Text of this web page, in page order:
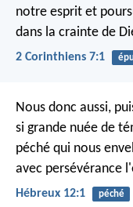
notre esprit et
dans la crainte de
2 Corinthiens 7:1
Nous donc aussi,
si grande nuée de
péché qui nous
avec persévérance
Hébreux 12:1 péché